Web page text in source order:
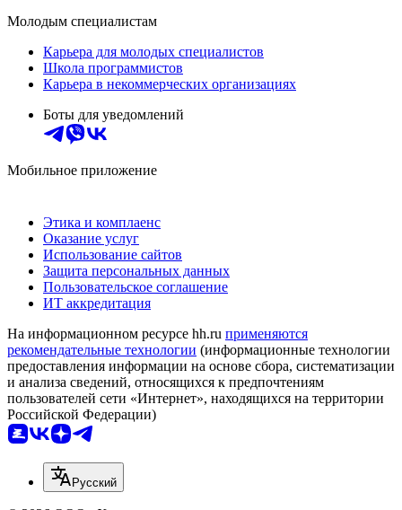
Молодым специалистам
Карьера для молодых специалистов
Школа программистов
Карьера в некоммерческих организациях
Боты для уведомлений
Мобильное приложение
Этика и комплаенс
Оказание услуг
Использование сайтов
Защита персональных данных
Пользовательское соглашение
ИТ аккредитация
На информационном ресурсе hh.ru применяются
рекомендательные технологии (информационные технологии
предоставления информации на основе сбора, систематизации
и анализа сведений, относящихся к предпочтениям
пользователей сети «Интернет», находящихся на территории
Российской Федерации)
Русский